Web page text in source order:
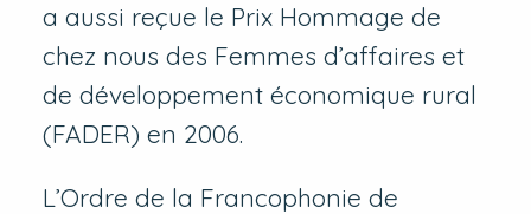
a aussi reçue le Prix Hommage de
chez nous des Femmes d’affaires et
de développement économique rural
(FADER) en 2006.
L’Ordre de la Francophonie de